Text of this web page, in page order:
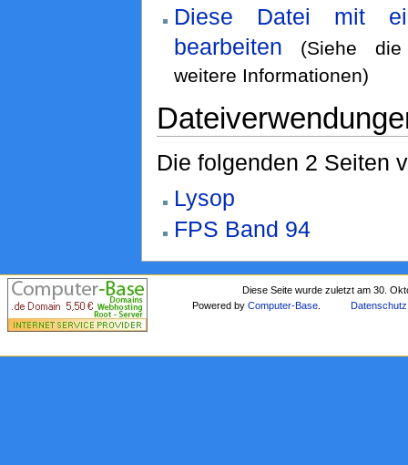
Diese Datei mit
bearbeiten
(Siehe
weitere Informationen)
Die folgenden 2 Seiten
Lysop
FPS Band 94
Diese Seite wurde zuletzt am 30.
Powered byComputer-Base Datenschutz